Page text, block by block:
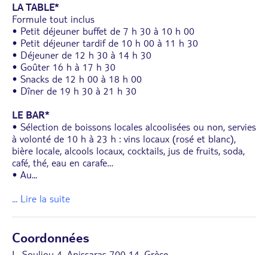
LA TABLE*
Formule tout inclus
• Petit déjeuner buffet de 7 h 30 à 10 h 00
• Petit déjeuner tardif de 10 h 00 à 11 h 30
• Déjeuner de 12 h 30 à 14 h 30
• Goûter 16 h à 17 h 30
• Snacks de 12 h 00 à 18 h 00
• Dîner de 19 h 30 à 21 h 30
LE BAR*
• Sélection de boissons locales alcoolisées ou non, servies
à volonté de 10 h à 23 h : vins locaux (rosé et blanc),
bière locale, alcools locaux, cocktails, jus de fruits, soda,
café, thé, eau en carafe…
• Au...
... Lire la suite
Coordonnées